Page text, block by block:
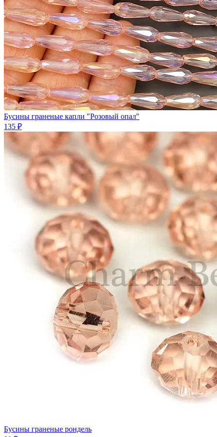
Бусины граненые капли "Розовый опал"
135 ₽
Бусины граненые рондель